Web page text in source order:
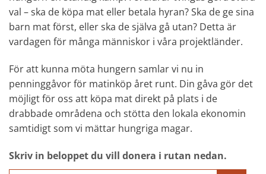
val – ska de köpa mat eller betala hyran? Ska de ge sina
barn mat först, eller ska de själva gå utan? Detta är
vardagen för många människor i våra projektländer.
För att kunna möta hungern samlar vi nu in
penninggåvor för matinköp året runt. Din gåva gör det
möjligt för oss att köpa mat direkt på plats i de
drabbade områdena och stötta den lokala ekonomin
samtidigt som vi mättar hungriga magar.
Skriv in beloppet du vill donera i rutan nedan.